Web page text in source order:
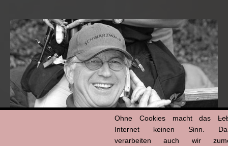
Ohne Cookies macht das
Internet keinen Sinn.
verarbeiten auch wir